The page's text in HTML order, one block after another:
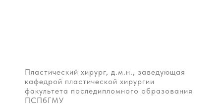
Пластический хирург, д.м.н., заведующая
кафедрой пластической хирургии
факультета последипломного образования
ПСПбГМУ